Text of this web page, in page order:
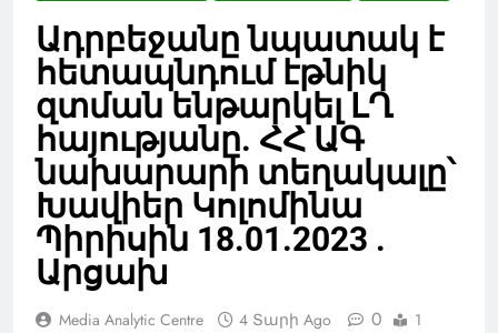
Ադրբեջանը նպատակ է
հետապնդում էթնիկ
զտման ենթարկել ԼՂ
հայությանը. ՀՀ ԱԳ
նախարարի տեղակալը՝
Խավիեր Կոլոմինա
Պիրիսին 18.01.2023 .
Արցախ
Media Analytic Centre 4 Տարի Ago 0
1